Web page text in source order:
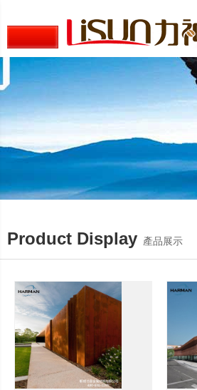
Product Display 產品展示